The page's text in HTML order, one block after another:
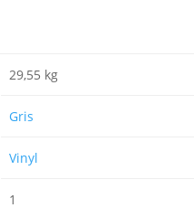
29,55 kg
Gris
Vinyl
1